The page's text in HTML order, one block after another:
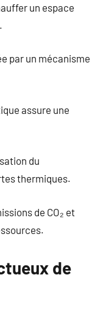
un espace
par un mécanisme
assure une
du
thermiques.
de CO₂ et
de